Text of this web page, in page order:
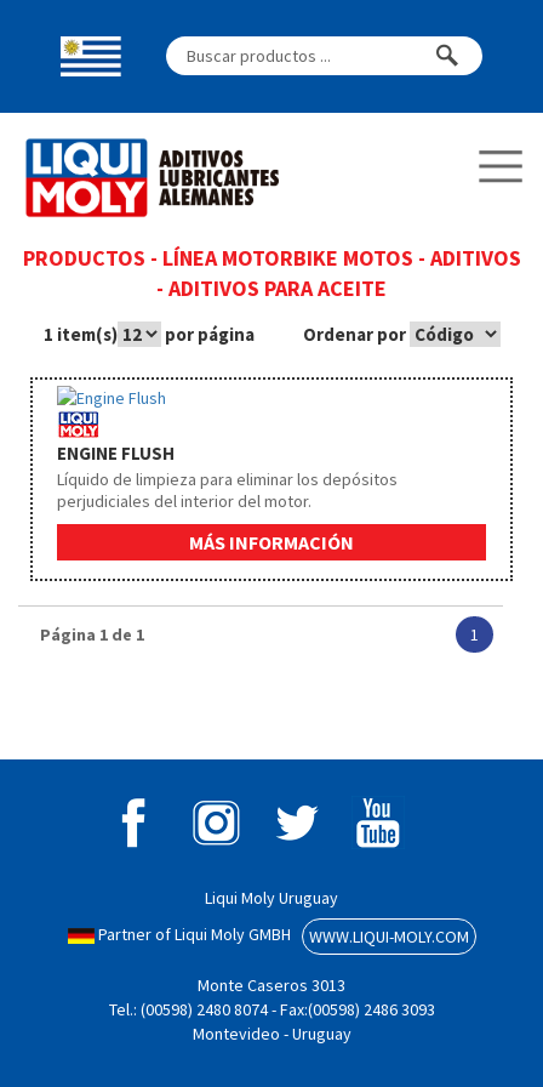
PRODUCTOS - LÍNEA MOTORBIKE MOTOS - ADITIVOS
- ADITIVOS PARA ACEITE
1 item(s) por página Ordenar por
ENGINE FLUSH
Líquido de limpieza para eliminar los depósitos
perjudiciales del interior del motor.
MÁS INFORMACIÓN
Página 1 de 1 1
Liqui Moly Uruguay
Partner of Liqui Moly GMBH
WWW.LIQUI-MOLY.COM
Monte Caseros 3013
Tel.: (00598) 2480 8074 - Fax:(00598) 2486 3093
Montevideo - Uruguay